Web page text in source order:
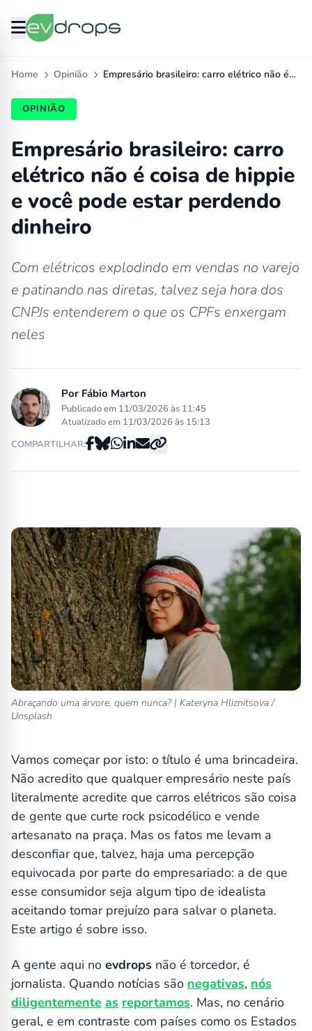
Home Opinião Empresário brasileiro: carro elétrico não é…
OPINIÃO
Empresário brasileiro: carro
elétrico não é coisa de hippie
e você pode estar perdendo
dinheiro
Com elétricos explodindo em vendas no varejo
e patinando nas diretas, talvez seja hora dos
CNPJs entenderem o que os CPFs enxergam
neles
Por Fábio Marton
Publicado em 11/03/2026 às 11:45
Atualizado em 11/03/2026 às 15:13
COMPARTILHAR:
Abraçando uma árvore, quem nunca? | Kateryna Hliznitsova /
Unsplash
Vamos começar por isto: o título é uma brincadeira.
Não acredito que qualquer empresário neste país
literalmente acredite que carros elétricos são coisa
de gente que curte rock psicodélico e vende
artesanato na praça. Mas os fatos me levam a
desconfiar que, talvez, haja uma percepção
equivocada por parte do empresariado: a de que
esse consumidor seja algum tipo de idealista
aceitando tomar prejuízo para salvar o planeta.
Este artigo é sobre isso.
A gente aqui no evdrops não é torcedor, é
jornalista. Quando notícias são negativas, nós
diligentemente as reportamos. Mas, no cenário
geral, e em contraste com países como os Estados